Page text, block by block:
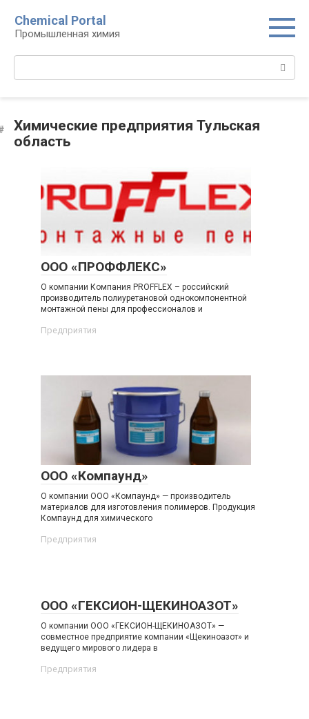
контенту
Chemical Portal
Промышленная химия
Химические предприятия Тульская
область
ООО «ПРОФФЛЕКС»
О компании Компания PROFFLEX – российский
производитель полиуретановой однокомпонентной
монтажной пены для профессионалов и
Предприятия
ООО «Компаунд»
О компании ООО «Компаунд» — производитель
материалов для изготовления полимеров. Продукция
Компаунд для химического
Предприятия
ООО «ГЕКСИОН-ЩЕКИНОАЗОТ»
О компании ООО «ГЕКСИОН-ЩЕКИНОАЗОТ» —
совместное предприятие компании «Щекиноазот» и
ведущего мирового лидера в
Предприятия